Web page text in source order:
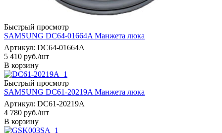
Быстрый просмотр
SAMSUNG DC64-01664A Манжета люка
Артикул: DC64-01664A
5 410 руб./шт
В корзину
Быстрый просмотр
SAMSUNG DC61-20219A Манжета люка
Артикул: DC61-20219A
4 780 руб./шт
В корзину